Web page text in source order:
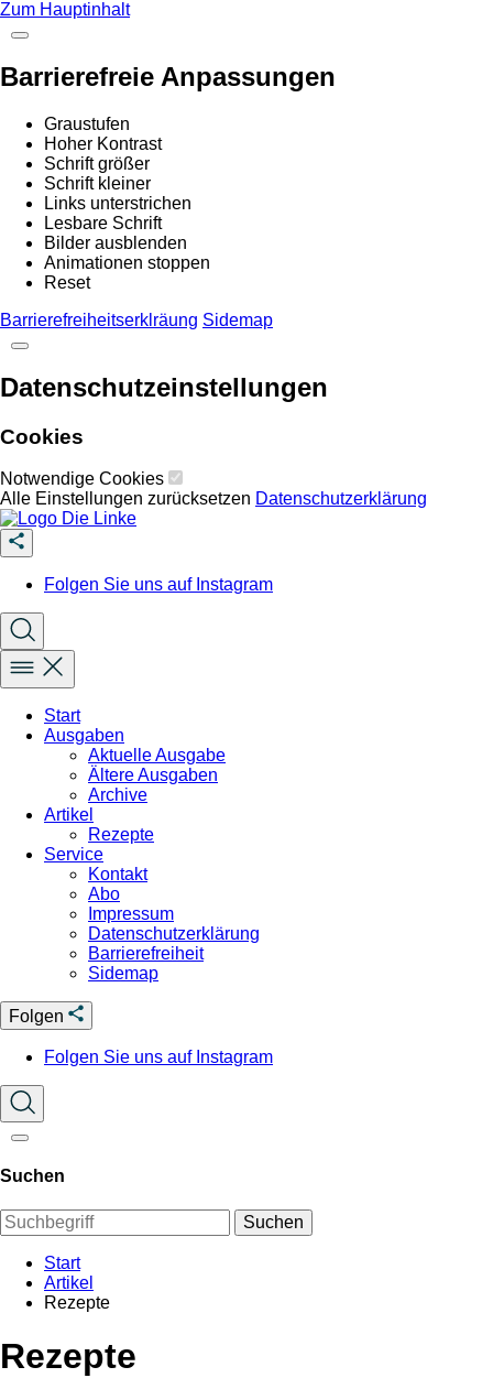
Zum Hauptinhalt
Barrierefreie Anpassungen
Graustufen
Hoher Kontrast
Schrift größer
Schrift kleiner
Links unterstrichen
Lesbare Schrift
Bilder ausblenden
Animationen stoppen
Reset
Barrierefreiheitserklräung Sidemap
Datenschutzeinstellungen
Cookies
Notwendige Cookies
Alle Einstellungen zurücksetzen Datenschutzerklärung
Folgen Sie uns auf Instagram
Start
Ausgaben
Aktuelle Ausgabe
Ältere Ausgaben
Archive
Artikel
Rezepte
Service
Kontakt
Abo
Impressum
Datenschutzerklärung
Barrierefreiheit
Sidemap
Folgen
Folgen Sie uns auf Instagram
Suchen
Suchen
Start
Artikel
Rezepte
Rezepte